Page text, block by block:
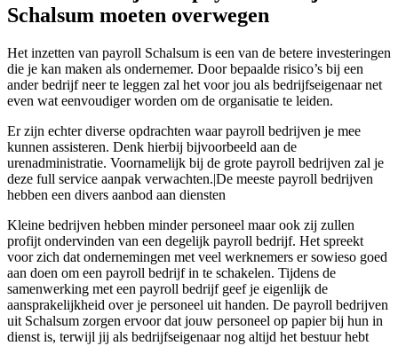
Schalsum moeten overwegen
Het inzetten van payroll Schalsum is een van de betere investeringen
die je kan maken als ondernemer. Door bepaalde risico’s bij een
ander bedrijf neer te leggen zal het voor jou als bedrijfseigenaar net
even wat eenvoudiger worden om de organisatie te leiden.
Er zijn echter diverse opdrachten waar payroll bedrijven je mee
kunnen assisteren. Denk hierbij bijvoorbeeld aan de
urenadministratie. Voornamelijk bij de grote payroll bedrijven zal je
deze full service aanpak verwachten.|De meeste payroll bedrijven
hebben een divers aanbod aan diensten
Kleine bedrijven hebben minder personeel maar ook zij zullen
profijt ondervinden van een degelijk payroll bedrijf. Het spreekt
voor zich dat ondernemingen met veel werknemers er sowieso goed
aan doen om een payroll bedrijf in te schakelen. Tijdens de
samenwerking met een payroll bedrijf geef je eigenlijk de
aansprakelijkheid over je personeel uit handen. De payroll bedrijven
uit Schalsum zorgen ervoor dat jouw personeel op papier bij hun in
dienst is, terwijl jij als bedrijfseigenaar nog altijd het bestuur hebt